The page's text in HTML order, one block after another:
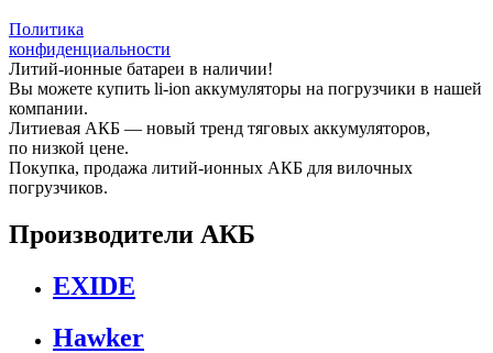
Политика
конфиденциальности
Литий-ионные батареи в наличии!
Вы можете купить li-ion аккумуляторы на погрузчики в нашей
компании.
Литиевая АКБ — новый тренд тяговых аккумуляторов,
по низкой цене.
Покупка, продажа литий-ионных АКБ для вилочных
погрузчиков.
Производители АКБ
EXIDE
Hawker